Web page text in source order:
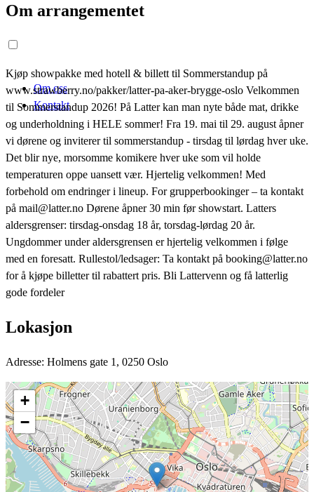
Om oss
Kontakt
Om arrangementet
Kjøp showpakke med hotell & billett til Sommerstandup på
www.strawberry.no/pakker/latter-pa-aker-brygge-oslo Velkommen
til Sommerstandup 2026! På Latter kan man nyte både mat, drikke
og underholdning i HELE sommer! Fra 19. mai til 29. august åpner
vi dørene og inviterer til sommerstandup - tirsdag til lørdag hver uke.
Det blir nye, morsomme komikere hver uke som vil holde
temperaturen oppe uansett vær. Hjertelig velkommen! Med
forbehold om endringer i lineup. For grupperbookinger – ta kontakt
på mail@latter.no Dørene åpner 30 min før showstart. Latters
aldersgrenser: tirsdag-onsdag 18 år, torsdag-lørdag 20 år.
Ungdommer under aldersgrensen er hjertelig velkommen i følge
med en foresatt. Rullestol/ledsager: Ta kontakt på booking@latter.no
for å kjøpe billetter til rabattert pris. Bli Lattervenn og få latterlig
gode fordeler
Lokasjon
Adresse: Holmens gate 1, 0250 Oslo
+
−